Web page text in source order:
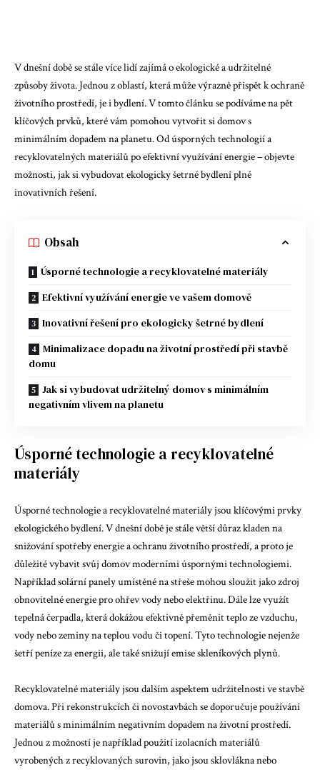
V dnešní době se stále více lidí zajímá o ekologické a udržitelné
způsoby života. Jednou z oblastí, která může výrazně přispět k ochraně
životního prostředí, je i bydlení. V tomto článku se podíváme na pět
klíčových prvků, které vám pomohou vytvořit si domov s
minimálním dopadem na planetu. Od úsporných technologií a
recyklovatelných materiálů po efektivní využívání energie – objevte
možnosti, jak si vybudovat ekologicky šetrné bydlení plné
inovativních řešení.
Obsah
Úsporné technologie a recyklovatelné materiály
Efektivní využívání energie ve vašem domově
Inovativní řešení pro ekologicky šetrné bydlení
Minimalizace dopadu na životní prostředí při stavbě
domu
Jak si vybudovat udržitelný domov s minimálním
negativním vlivem na planetu
Úsporné technologie a recyklovatelné
materiály
Úsporné technologie a recyklovatelné materiály jsou klíčovými prvky
ekologického bydlení. V dnešní době je stále větší důraz kladen na
snižování spotřeby energie a ochranu životního prostředí, a proto je
důležité vybavit svůj domov moderními úspornými technologiemi.
Například solární panely umístěné na střeše mohou sloužit jako zdroj
obnovitelné energie pro ohřev vody nebo elektřinu. Dále lze využít
tepelná čerpadla, která dokážou efektivně přeměnit teplo ze vzduchu,
vody nebo zeminy na teplou vodu či topení. Tyto technologie nejenže
šetří peníze za energii, ale také snižují emise skleníkových plynů.
Recyklovatelné materiály jsou dalším aspektem udržitelnosti ve stavbě
domova. Při rekonstrukcích či novostavbách se doporučuje používání
materiálů s minimálním negativním dopadem na životní prostředí.
Jednou z možností je například použití izolacních materiálů
vyrobených z recyklovaných surovin, jako jsou sklovlákna nebo